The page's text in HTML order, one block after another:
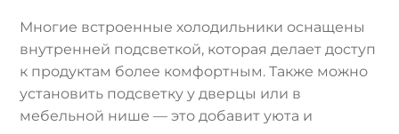
Многие встроенные холодильники оснащены
внутренней подсветкой, которая делает доступ
к продуктам более комфортным. Также можно
установить подсветку у дверцы или в
мебельной нише — это добавит уюта и